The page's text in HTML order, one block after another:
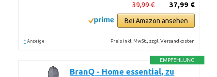
37,99 €
39,99 €
Bei Amazon ansehen
* Anzeige Preis inkl. MwSt., zzgl. Versandkosten
EMPFEHLUNG
BranQ - Home essential, zu